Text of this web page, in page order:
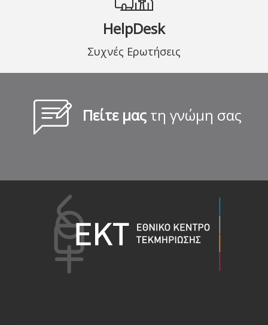
HelpDesk
Συχνές Ερωτήσεις
Πείτε μας τη γνώμη σας